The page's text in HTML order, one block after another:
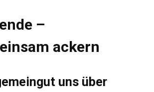
–
ackern
uns über